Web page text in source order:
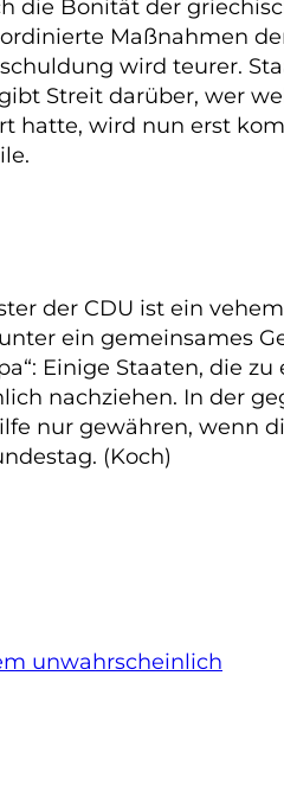
die Bonität der
Maßnahmen
wird teurer.
Streit darüber, wer
hatte, wird nun erst
der CDU ist ein
ein gemeinsames
Einige Staaten, die
nachziehen. In der
nur gewähren, wenn
(Koch)
unwahrscheinlich